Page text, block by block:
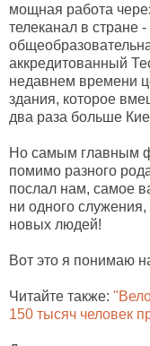
мощная работа
телеканал в стране
аккредитованный
недавнем времени
здания, которое
два раза больше
Но самым главным
помимо разного
послал нам, самое
ни одного
новых людей!
Вот это я понимаю
Читайте также:
150 тысяч человек